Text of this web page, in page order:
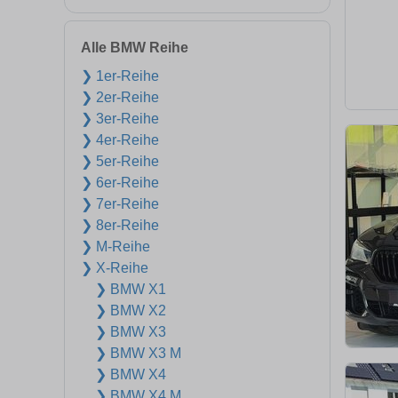
Alle BMW Reihe
❯ 1er-Reihe
❯ 2er-Reihe
❯ 3er-Reihe
❯ 4er-Reihe
❯ 5er-Reihe
❯ 6er-Reihe
❯ 7er-Reihe
❯ 8er-Reihe
❯ M-Reihe
❯ X-Reihe
❯ BMW X1
❯ BMW X2
❯ BMW X3
❯ BMW X3 M
❯ BMW X4